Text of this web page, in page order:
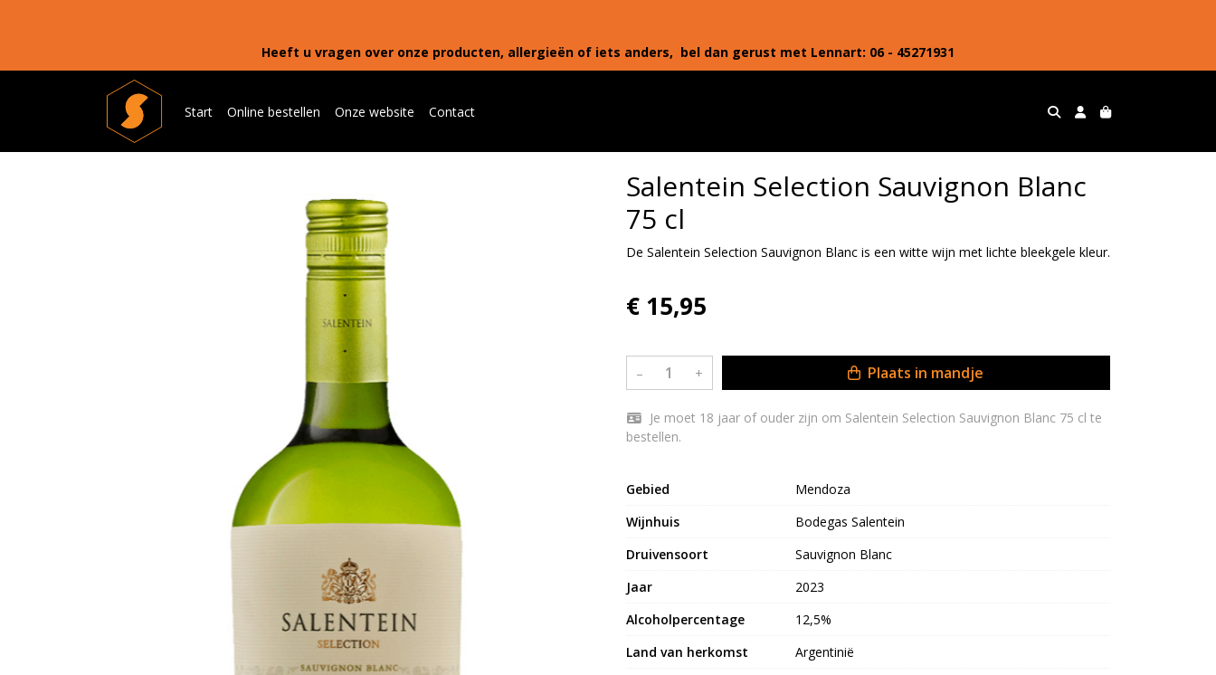
Heeft u vragen over onze producten, allergieën of iets anders, bel dan gerust met Lennart: 06 - 45271931
Start Online bestellen Onze website Contact
Salentein Selection Sauvignon Blanc
75 cl
De Salentein Selection Sauvignon Blanc is een witte wijn met lichte bleekgele kleur.
€ 15,95
– + Plaats in mandje
bestellen.
Gebied
Mendoza
Wijnhuis
Bodegas Salentein
Druivensoort
Sauvignon Blanc
Jaar
2023
Alcoholpercentage
12,5%
Land van herkomst
Argentinië